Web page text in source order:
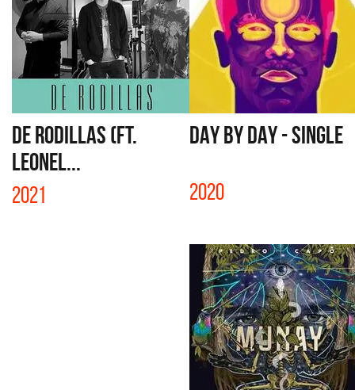
DE RODILLAS (FT.
LEONEL...
2021
DAY BY DAY - SINGLE
2020